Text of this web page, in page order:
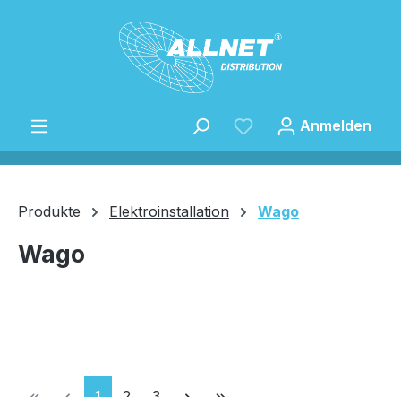
Zum Hauptinhalt springen
Anmelden
Produkte Elektroinstallation Wago
Wago